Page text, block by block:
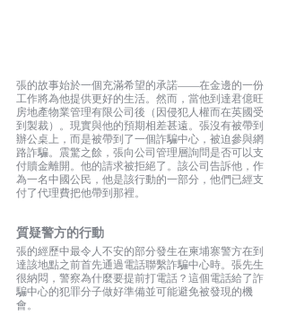
張的故事始於一個充滿希望的承諾——在金邊的一份
工作將為他提供更好的生活。然而，當他到達君億旺
房地產物業管理有限公司後（因侵犯人權而在英國受
到製裁）。現實與他的預期相差甚遠。張沒有被帶到
辦公桌上，而是被帶到了一個詐騙中心，被迫參與網
路詐騙。震驚之餘，張向公司管理層詢問是否可以支
付贖金離開。他的請求被拒絕了。該公司告訴他，作
為一名中國公民，他是該行動的一部分，他們已經支
付了代理費把他帶到那裡。
質疑警方的行動
張的經歷中最令人不安的部分發生在柬埔寨警方在到
達該地點之前首先通過電話聯繫詐騙中心時。張先生
很納悶，警察為什麼要提前打電話？這個電話給了詐
騙中心的犯罪分子做好準備並可能避免被發現的機
會。